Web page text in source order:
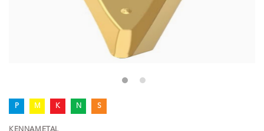
P M K N S